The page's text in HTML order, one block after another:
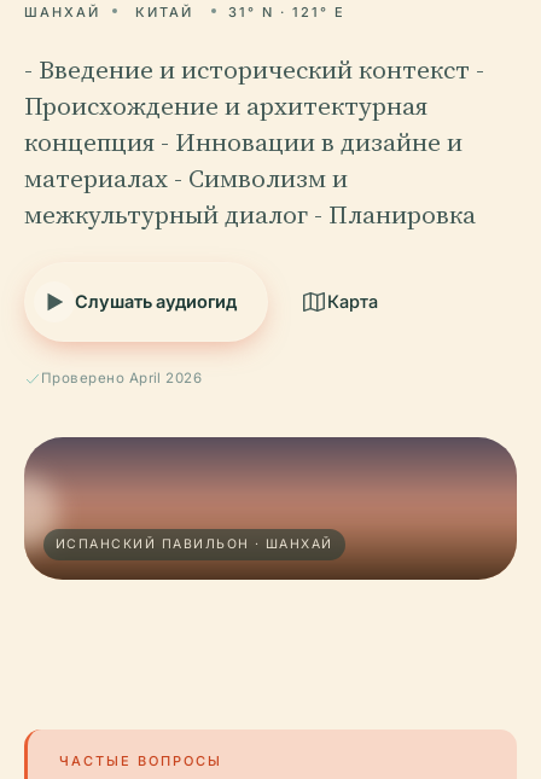
ШАНХАЙ КИТАЙ 31° N · 121° E
- Введение и исторический контекст -
Происхождение и архитектурная
концепция - Инновации в дизайне и
материалах - Символизм и
межкультурный диалог - Планировка
Слушать аудиогид Карта
Проверено April 2026
ИСПАНСКИЙ ПАВИЛЬОН · ШАНХАЙ
ЧАСТЫЕ ВОПРОСЫ